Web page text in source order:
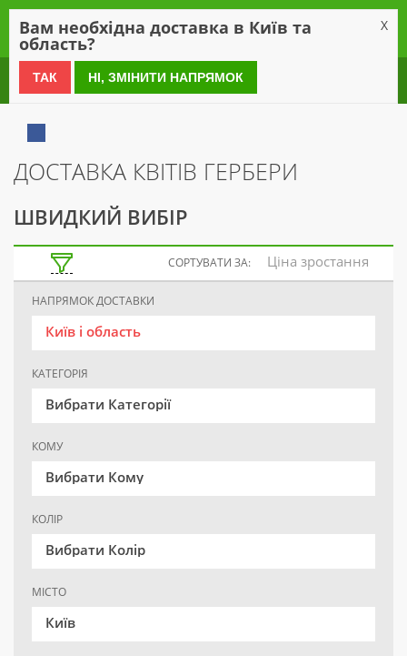
0 800 21 54 55
ДОСТАВКА КВІТІВ ГЕРБЕРИ
ШВИДКИЙ ВИБІР
СОРТУВАТИ ЗА: Ціна зростання
НАПРЯМОК ДОСТАВКИ
Київ і область
КАТЕГОРІЯ
Вибрати Категорії
КОМУ
Вибрати Кому
КОЛІР
Вибрати Колір
МІСТО
Київ
Вам необхідна доставка в Київ та
область?
X
ТАК НІ, ЗМІНИТИ НАПРЯМОК